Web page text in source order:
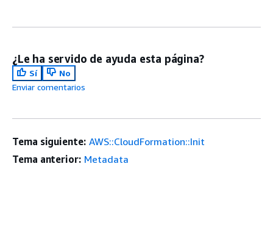
¿Le ha servido de ayuda esta página?
Sí
No
Enviar comentarios
Tema siguiente: AWS::CloudFormation::Init
Tema anterior: Metadata